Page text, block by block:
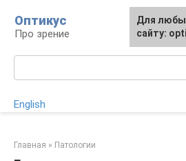
контенту
Оптикус
Про зрение
English
Главная » Патологии
Для
сайту: